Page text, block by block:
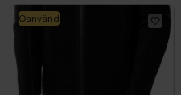
Oanvänd